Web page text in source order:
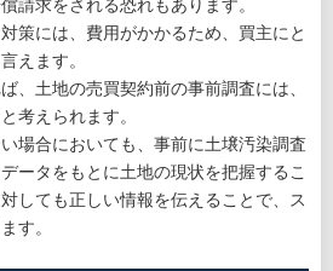
請求をされる恐れもあります。
策には、費用がかかるため、買主にと
えます。
、土地の売買契約前の事前調査には、
考えられます。
場合においても、事前に土壌汚染調査
ータをもとに土地の現状を把握するこ
しても正しい情報を伝えることで、ス
す。